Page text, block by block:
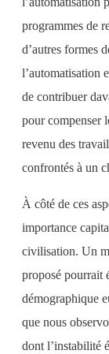
programmes de
d’autres formes
l’automatisation
de contribuer
pour compenser
revenu des
confrontés à un
À côté de ces
importance
civilisation. Un
proposé pourrait
démographique
que nous
dont l’instabilité